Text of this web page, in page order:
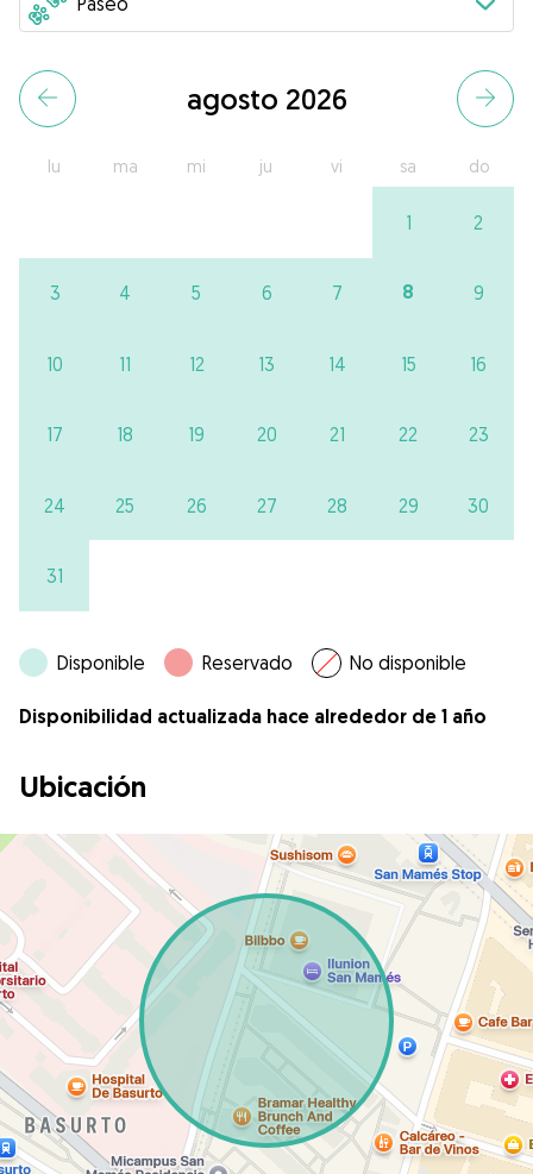
agosto 2026
lu ma mi ju vi sa do
1 2
3 4 5 6 7 8 9
10 11 12 13 14 15 16
17 18 19 20 21 22 23
24 25 26 27 28 29 30
31
Disponible Reservado No disponible
Disponibilidad actualizada hace alrededor de 1 año
Ubicación